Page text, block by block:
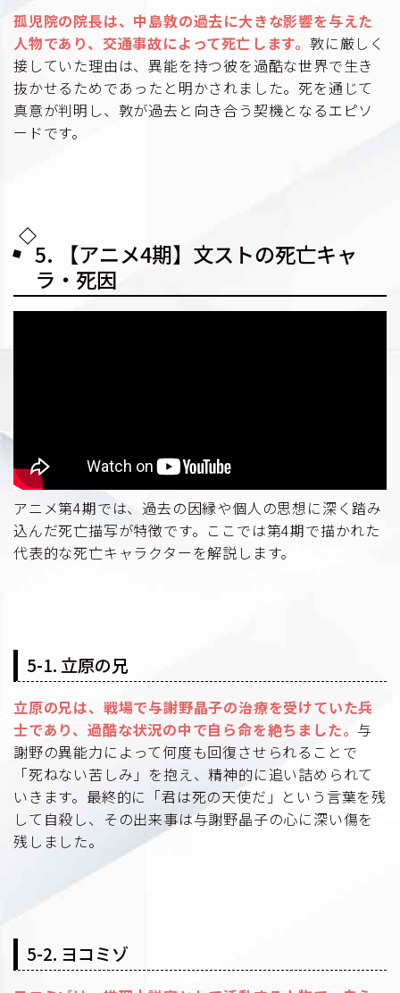
孤児院の院長は、中島敦の過去に大きな影響を与えた
人物であり、交通事故によって死亡します。 敦に厳しく
接していた理由は、異能を持つ彼を過酷な世界で生き
抜かせるためであったと明かされました。死を通じて
真意が判明し、敦が過去と向き合う契機となるエピソ
ードです。
5. 【アニメ4期】文ストの死亡キャ
ラ・死因
アニメ第4期では、過去の因縁や個人の思想に深く踏み
込んだ死亡描写が特徴です。ここでは第4期で描かれた
代表的な死亡キャラクターを解説します。
5-1. 立原の兄
立原の兄は、戦場で与謝野晶子の治療を受けていた兵
士であり、過酷な状況の中で自ら命を絶ちました。 与
謝野の異能力によって何度も回復させられることで
「死ねない苦しみ」を抱え、精神的に追い詰められて
いきます。最終的に「君は死の天使だ」という言葉を残
して自殺し、その出来事は与謝野晶子の心に深い傷を
残しました。
5-2. ヨコミゾ